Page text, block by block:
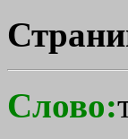
Слово: